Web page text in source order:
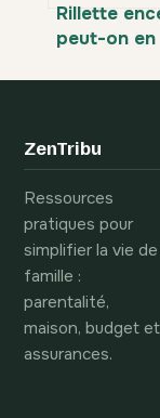
Rillette
peut-on en
risque
ZenTribu
Ressources
pratiques pour
simplifier la vie de
famille :
parentalité,
maison, budget et
assurances.